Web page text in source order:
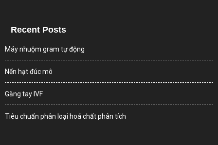
Recent Posts
Máy nhuộm gram tự động
Nến hạt đúc mô
Găng tay IVF
Tiêu chuẩn phân loại hoá chất phân tích